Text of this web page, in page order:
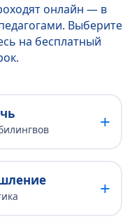
онлайн — в
Выберите
на бесплатный
+
+